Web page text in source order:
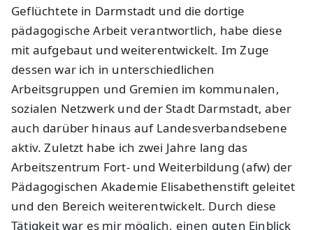
Geflüchtete in Darmstadt und die dortige
pädagogische Arbeit verantwortlich, habe diese
mit aufgebaut und weiterentwickelt. Im Zuge
dessen war ich in unterschiedlichen
Arbeitsgruppen und Gremien im kommunalen,
sozialen Netzwerk und der Stadt Darmstadt, aber
auch darüber hinaus auf Landesverbandsebene
aktiv. Zuletzt habe ich zwei Jahre lang das
Arbeitszentrum Fort- und Weiterbildung (afw) der
Pädagogischen Akademie Elisabethenstift geleitet
und den Bereich weiterentwickelt. Durch diese
Tätigkeit war es mir möglich, einen guten Einblick